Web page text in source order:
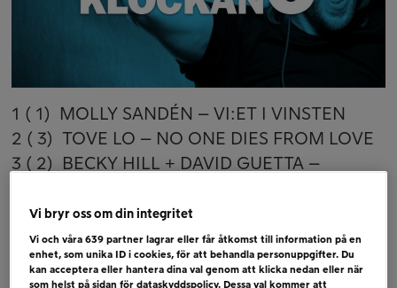
1 ( 1) MOLLY SANDÉN – VI:ET I VINSTEN
2 ( 3) TOVE LO – NO ONE DIES FROM LOVE
3 ( 2) BECKY HILL + DAVID GUETTA –
4 ( 5) MYRA GRANBERG – DU FÖRTJÄNAR
DET
5 ( 4) ROSA LINN – SNAP
Vi bryr oss om din integritet
Vi och våra639 partner lagrar eller får åtkomst till information på en
enhet, som unika ID i cookies, för att behandla personuppgifter. Du
kan acceptera eller hantera dina val genom att klicka nedan eller när
som helst på sidan för dataskyddspolicy. Dessa val kommer att